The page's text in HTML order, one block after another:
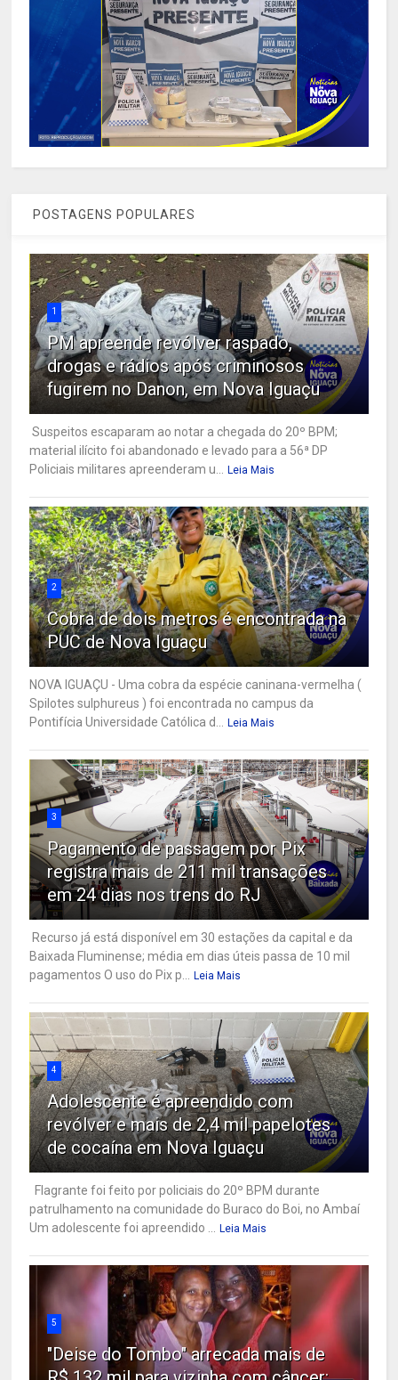
POSTAGENS POPULARES
1
PM apreende revólver raspado,
drogas e rádios após criminosos
fugirem no Danon, em Nova Iguaçu
Suspeitos escaparam ao notar a chegada do 20º BPM;
material ilícito foi abandonado e levado para a 56ª DP
Policiais militares apreenderam u...
Leia Mais
2
Cobra de dois metros é encontrada na
PUC de Nova Iguaçu
NOVA IGUAÇU - Uma cobra da espécie caninana-vermelha (
Spilotes sulphureus ) foi encontrada no campus da
Pontifícia Universidade Católica d...
Leia Mais
3
Pagamento de passagem por Pix
registra mais de 211 mil transações
em 24 dias nos trens do RJ
Recurso já está disponível em 30 estações da capital e da
Baixada Fluminense; média em dias úteis passa de 10 mil
pagamentos O uso do Pix p...
Leia Mais
4
Adolescente é apreendido com
revólver e mais de 2,4 mil papelotes
de cocaína em Nova Iguaçu
Flagrante foi feito por policiais do 20º BPM durante
patrulhamento na comunidade do Buraco do Boi, no Ambaí
Um adolescente foi apreendido ...
Leia Mais
5
"Deise do Tombo" arrecada mais de